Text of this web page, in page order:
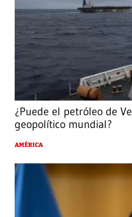
¿Puede el petróleo de
geopolítico mundial?
AMÉRICA